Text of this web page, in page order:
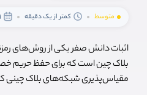
متوسط کمتر از یک دقیقه 11
اثبات دانش صفر یکی از روش‌های
بلاک چین است که برای حفظ حریم
مقیاس‌پذیری شبکه‌های بلاک چینی